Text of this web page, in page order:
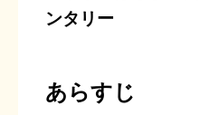
ンタリー
あらすじ